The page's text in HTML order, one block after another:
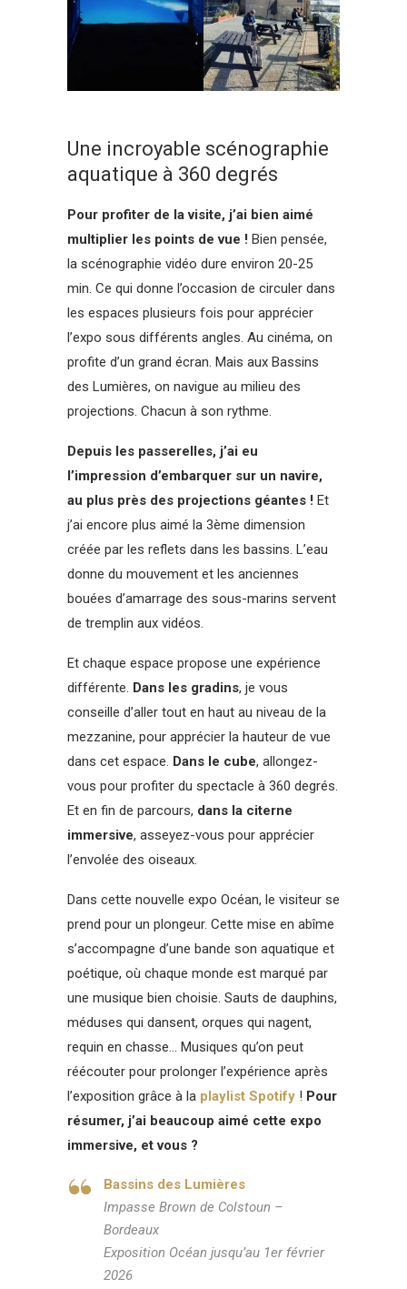
Une incroyable scénographie
aquatique à 360 degrés
Pour profiter de la visite, j’ai bien aimé
multiplier les points de vue ! Bien pensée,
la scénographie vidéo dure environ 20-25
min. Ce qui donne l’occasion de circuler dans
les espaces plusieurs fois pour apprécier
l’expo sous différents angles. Au cinéma, on
profite d’un grand écran. Mais aux Bassins
des Lumières, on navigue au milieu des
projections. Chacun à son rythme.
Depuis les passerelles, j’ai eu
l’impression d’embarquer sur un navire,
au plus près des projections géantes ! Et
j’ai encore plus aimé la 3ème dimension
créée par les reflets dans les bassins. L’eau
donne du mouvement et les anciennes
bouées d’amarrage des sous-marins servent
de tremplin aux vidéos.
Et chaque espace propose une expérience
différente. Dans les gradins, je vous
conseille d’aller tout en haut au niveau de la
mezzanine, pour apprécier la hauteur de vue
dans cet espace. Dans le cube, allongez-
vous pour profiter du spectacle à 360 degrés.
Et en fin de parcours, dans la citerne
immersive, asseyez-vous pour apprécier
l’envolée des oiseaux.
Dans cette nouvelle expo Océan, le visiteur se
prend pour un plongeur. Cette mise en abîme
s’accompagne d’une bande son aquatique et
poétique, où chaque monde est marqué par
une musique bien choisie. Sauts de dauphins,
méduses qui dansent, orques qui nagent,
requin en chasse… Musiques qu’on peut
réécouter pour prolonger l’expérience après
l’exposition grâce à la playlist Spotify ! Pour
résumer, j’ai beaucoup aimé cette expo
immersive, et vous ?
Bassins des Lumières
Impasse Brown de Colstoun –
Bordeaux
Exposition Océan jusqu’au 1er février
2026